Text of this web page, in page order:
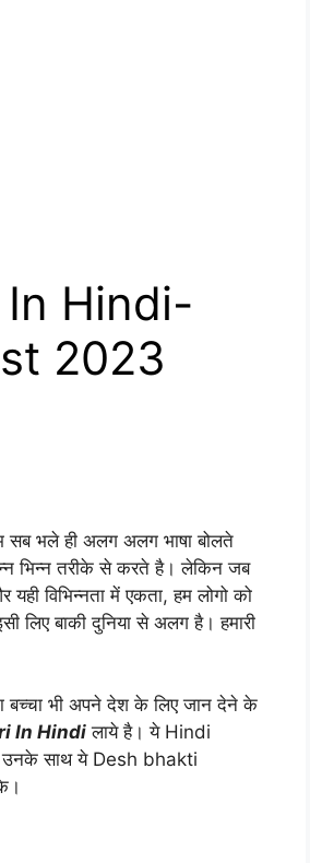
Hindi-
2023
सब भले ही अलग अलग भाषा बोलते
भिन्न तरीके से करते है। लेकिन जब
विभिन्नता में एकता, हम लोगो को
लिए बाकी दुनिया से अलग है। हमारी
बच्चा भी अपने देश के लिए जान देने के
In Hindi लाये है। ये Hindi
उनके साथ ये Desh bhakti